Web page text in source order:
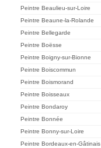
Peintre Beaulieu-sur-Loire
Peintre Beaune-la-Rolande
Peintre Bellegarde
Peintre Boësse
Peintre Boigny-sur-Bionne
Peintre Boiscommun
Peintre Boismorand
Peintre Boisseaux
Peintre Bondaroy
Peintre Bonnée
Peintre Bonny-sur-Loire
Peintre Bordeaux-en-Gâtinais